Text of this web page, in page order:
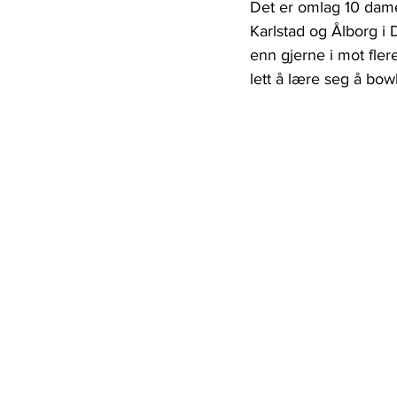
Det er omlag 10
Karlstad og Ålborg i
enn gjerne i mot
lett å lære seg å